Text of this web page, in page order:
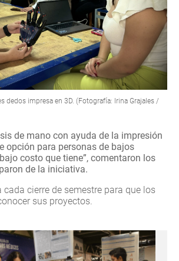
dedos impresa en 3D. (Fotografía: Irina Grajales /
de mano con ayuda de la impresión
opción para personas de bajos
costo que tiene”, comentaron los
de la iniciativa.
cada cierre de semestre para que los
sus proyectos.